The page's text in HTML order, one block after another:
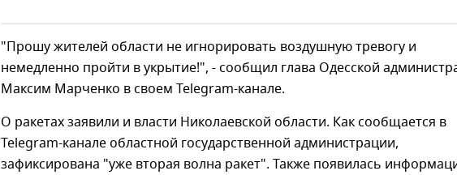
"Прошу жителей области не игнорировать воздушную тревогу и
немедленно пройти в укрытие!", - сообщил глава Одесской
Максим Марченко в своем Telegram-канале.
О ракетах заявили и власти Николаевской области. Как сообщается в
Telegram-канале областной государственной администрации,
зафиксирована "уже вторая волна ракет". Также появилась